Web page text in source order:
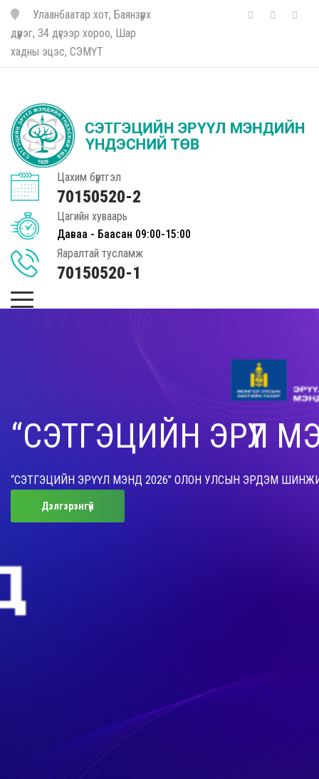
Улаанбаатар хот, Баянзүрх
дүүрэг, 34 дүгээр хороо, Шар
хадны эцэс, СЭМҮТ
Цахим бүртгэл
70150520-2
Цагийн хуваарь
Даваа - Баасан 09:00-15:00
Яаралтай тусламж
70150520-1
“СЭТГЭЦИЙН ЭРҮҮЛ
“СЭТГЭЦИЙН ЭРҮҮЛ МЭНД 2026” ОЛОН УЛСЫН ЭРДЭМ
Дэлгэрэнгүй